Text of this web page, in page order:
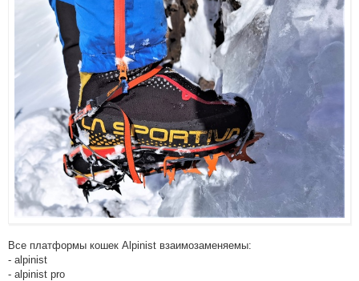
Все платформы кошек Alpinist взаимозаменяемы:
- alpinist
- alpinist pro